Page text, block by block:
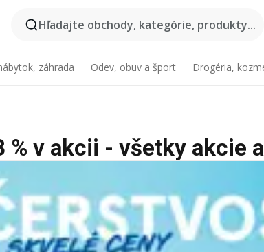
Hľadajte obchody, kategórie, produkty...
záhrada Odev, obuv a šport Drogéria,
% v akcii - všetky akcie